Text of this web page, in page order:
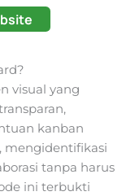
visual yang
kanban
mengidentifikasi
tanpa harus
ini terbukti